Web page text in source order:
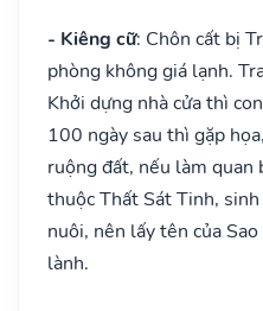
- Kiêng cữ: Chôn cất bị
phòng không giá lạnh.
Khởi dựng nhà cửa thì
100 ngày sau thì gặp
ruộng đất, nếu làm quan
thuộc Thất Sát Tinh,
nuôi, nên lấy tên của
lành.